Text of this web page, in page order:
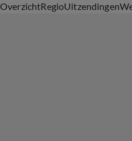
OverzichtRegioUitzendingen